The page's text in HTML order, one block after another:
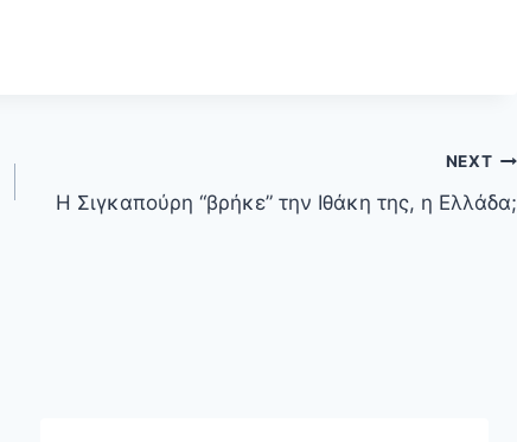
NEXT
Η Σιγκαπούρη “βρήκε” την Ιθάκη της, η Ελλάδα;